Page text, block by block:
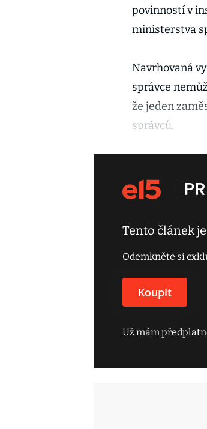
povinností v
ministerstva
Navrhovaná
správce
že jeden
správců.
Tento článek
Odemkněte si
Koupit
Už mám